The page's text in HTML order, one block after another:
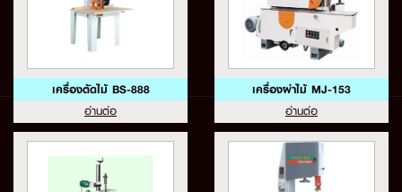
เครื่องตัดไม้ BS-888
อ่านต่อ
เครื่องผ่าไม้ MJ-153
อ่านต่อ